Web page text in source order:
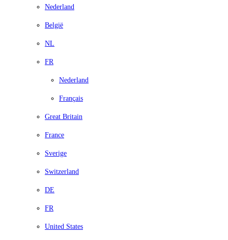
Nederland
België
NL
FR
Nederland
Français
Great Britain
France
Sverige
Switzerland
DE
FR
United States